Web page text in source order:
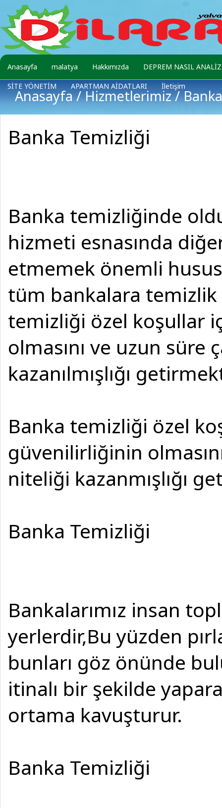
Anasayfa malatya Hakkımızda DEPREM NASIL
SİTE YÖNETİM APARTMAN AİDATLARI İletişim
Anasayfa/Hizmetlerimiz/
Banka Temizliği
Banka temizliğinde
hizmeti esnasında
etmemek önemli
tüm bankalara
temizliği özel koşullar
olmasını ve uzun süre
kazanılmışlığı
Banka temizliği özel
güvenilirliğinin
niteliği kazanmışlığı
Banka Temizliği
Bankalarımız insan
yerlerdir,Bu yüzden
bunları göz önünde
itinalı bir şekilde
ortama kavuşturur.
Banka Temizliği